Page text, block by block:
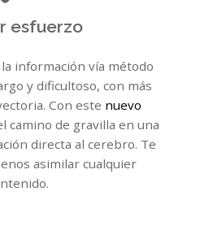
esfuerzo
información vía método
y dificultoso, con más
Con este nuevo
camino de gravilla en una
directa al cerebro. Te
asimilar cualquier